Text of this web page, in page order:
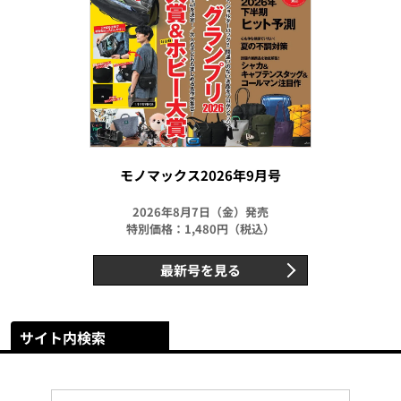
モノマックス2026年9月号
2026年8月7日（金）発売
特別価格：1,480円（税込）
最新号を見る
サイト内検索